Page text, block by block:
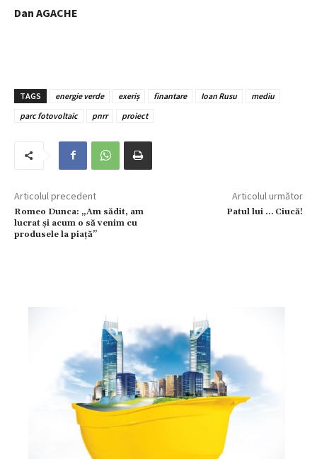
Dan AGACHE
TAGS energie verde exeriș finantare Ioan Rusu
mediu
parc fotovoltaic
pnrr proiect
Articolul precedent
Romeo Dunca: „Am sădit, am
lucrat și acum o să venim cu
produsele la piață”
Articolul următor
Patul lui … Ciucă!